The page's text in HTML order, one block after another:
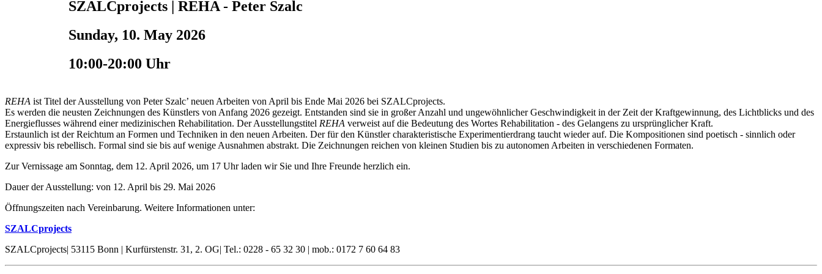
SZALCprojects | REHA - Peter Szalc
Sunday, 10. May 2026
10:00-20:00 Uhr
REHA ist Titel der Ausstellung von Peter Szalc’ neuen Arbeiten von April bis Ende Mai 2026 bei SZALCprojects.
Es werden die neusten Zeichnungen des Künstlers von Anfang 2026 gezeigt. Entstanden sind sie in großer Anzahl und ungewöhnlicher Geschwindigkeit in der Zeit der Kraftgewinnung, des Lichtblicks und des
Energieflusses während einer medizinischen Rehabilitation. Der Ausstellungstitel REHA verweist auf die Bedeutung des Wortes Rehabilitation - des Gelangens zu ursprünglicher Kraft.
Erstaunlich ist der Reichtum an Formen und Techniken in den neuen Arbeiten. Der für den Künstler charakteristische Experimentierdrang taucht wieder auf. Die Kompositionen sind poetisch - sinnlich oder
expressiv bis rebellisch. Formal sind sie bis auf wenige Ausnahmen abstrakt. Die Zeichnungen reichen von kleinen Studien bis zu autonomen Arbeiten in verschiedenen Formaten.
Zur Vernissage am Sonntag, dem 12. April 2026, um 17 Uhr laden wir Sie und Ihre Freunde herzlich ein.
Dauer der Ausstellung: von 12. April bis 29. Mai 2026
Öffnungszeiten nach Vereinbarung. Weitere Informationen unter:
SZALCprojects
SZALCprojects| 53115 Bonn | Kurfürstenstr. 31, 2. OG| Tel.: 0228 - 65 32 30 | mob.: 0172 7 60 64 83